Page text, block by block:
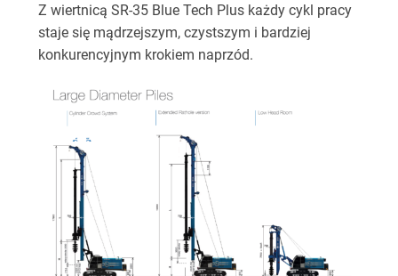
Z wiertnicą SR-35 Blue Tech Plus każdy cykl pracy
staje się mądrzejszym, czystszym i bardziej
konkurencyjnym krokiem naprzód.